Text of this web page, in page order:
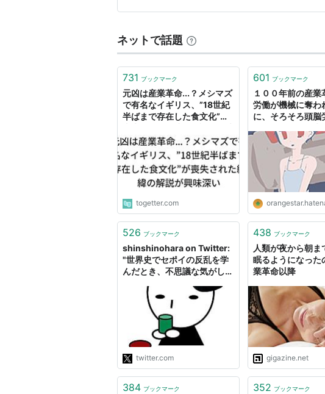
経済が縮小し、資本…
ネットで話題
731 ブックマーク
元凶は産業革命...？メシマズ
で有名なイギリス、”18世紀
半ばまで存在した食文化”が
深い
togetter.com
601 ブックマーク
１００年前の産業
労働が機械に奪わ
に、そろそろ頭脳
あ、その先は？ -
orangestarの雑記
526 ブックマーク
shinshinohara on Twitter:
"世界史でセポイの反乱を学
んだとき、不思議な気がし
に入ってきて、インドの綿工
業が崩壊、経済が大打撃を受
けたと言うけれど。「イギリ
スは世界で初めて産業革命を
成功させた先進国でしょ？だ
ったら最先端の綿製品は、高
くてインド人には買えなかっ
たんじゃないの？」"
twitter.com
438 ブックマーク
人類が夜から朝ま
眠るようになった
業革命以降
gigazine.net
384 ブックマーク 352 ブックマーク